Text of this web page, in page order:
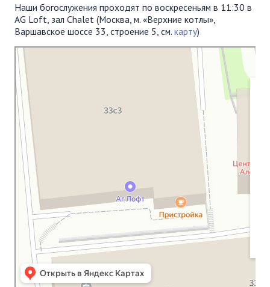
Наши богослужения проходят по воскресеньям в 11:30 в
AG Loft, зал Chalet (Москва, м. «Верхние котлы»,
Варшавское шоссе 33, строение 5, см. карту)
Московская Библейская Церковь
Протестантская церковь в Москве